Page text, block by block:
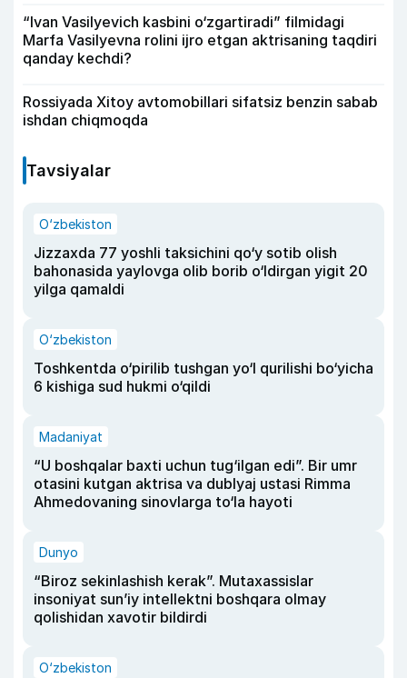
“Ivan Vasilyevich kasbini o‘zgartiradi” filmidagi
Marfa Vasilyevna rolini ijro etgan aktrisaning taqdiri
qanday kechdi?
Rossiyada Xitoy avtomobillari sifatsiz benzin sabab
ishdan chiqmoqda
Tavsiyalar
O‘zbekiston
Jizzaxda 77 yoshli taksichini qo‘y sotib olish
bahonasida yaylovga olib borib o‘ldirgan yigit 20
yilga qamaldi
O‘zbekiston
Toshkentda o‘pirilib tushgan yo‘l qurilishi bo‘yicha
6 kishiga sud hukmi o‘qildi
Madaniyat
“U boshqalar baxti uchun tug‘ilgan edi”. Bir umr
otasini kutgan aktrisa va dublyaj ustasi Rimma
Ahmedovaning sinovlarga to‘la hayoti
Dunyo
“Biroz sekinlashish kerak”. Mutaxassislar
insoniyat sun’iy intellektni boshqara olmay
qolishidan xavotir bildirdi
O‘zbekiston